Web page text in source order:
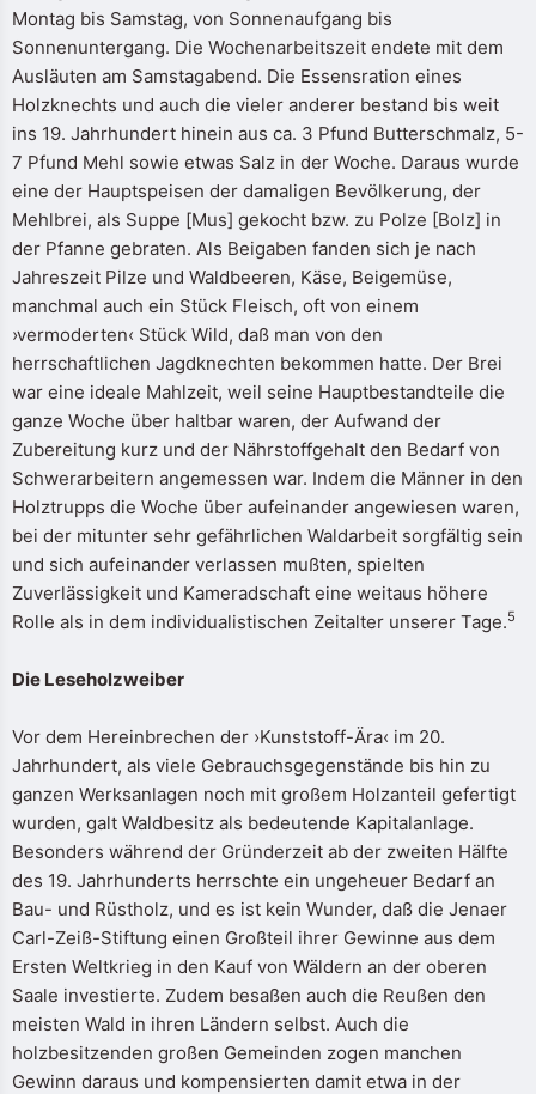
Montag bis Samstag, von Sonnenaufgang bis
Sonnenuntergang. Die Wochenarbeitszeit endete mit dem
Ausläuten am Samstagabend. Die Essensration eines
Holzknechts und auch die vieler anderer bestand bis weit
ins 19. Jahrhundert hinein aus ca. 3 Pfund Butterschmalz, 5-
7 Pfund Mehl sowie etwas Salz in der Woche. Daraus wurde
eine der Hauptspeisen der damaligen Bevölkerung, der
Mehlbrei, als Suppe [Mus] gekocht bzw. zu Polze [Bolz] in
der Pfanne gebraten. Als Beigaben fanden sich je nach
Jahreszeit Pilze und Waldbeeren, Käse, Beigemüse,
manchmal auch ein Stück Fleisch, oft von einem
›vermoderten‹ Stück Wild, daß man von den
herrschaftlichen Jagdknechten bekommen hatte. Der Brei
war eine ideale Mahlzeit, weil seine Hauptbestandteile die
ganze Woche über haltbar waren, der Aufwand der
Zubereitung kurz und der Nährstoffgehalt den Bedarf von
Schwerarbeitern angemessen war. Indem die Männer in den
Holztrupps die Woche über aufeinander angewiesen waren,
bei der mitunter sehr gefährlichen Waldarbeit sorgfältig sein
und sich aufeinander verlassen mußten, spielten
Zuverlässigkeit und Kameradschaft eine weitaus höhere
Rolle als in dem individualistischen Zeitalter unserer Tage.5
Die Leseholzweiber
Vor dem Hereinbrechen der ›Kunststoff-Ära‹ im 20.
Jahrhundert, als viele Gebrauchsgegenstände bis hin zu
ganzen Werksanlagen noch mit großem Holzanteil gefertigt
wurden, galt Waldbesitz als bedeutende Kapitalanlage.
Besonders während der Gründerzeit ab der zweiten Hälfte
des 19. Jahrhunderts herrschte ein ungeheuer Bedarf an
Bau- und Rüstholz, und es ist kein Wunder, daß die Jenaer
Carl-Zeiß-Stiftung einen Großteil ihrer Gewinne aus dem
Ersten Weltkrieg in den Kauf von Wäldern an der oberen
Saale investierte. Zudem besaßen auch die Reußen den
meisten Wald in ihren Ländern selbst. Auch die
holzbesitzenden großen Gemeinden zogen manchen
Gewinn daraus und kompensierten damit etwa in der